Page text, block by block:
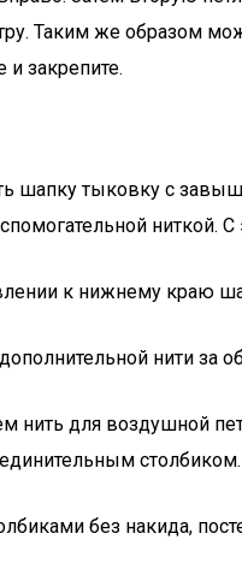
Таким же образом
и закрепите.
шапку тыковку с
ниткой. С
к нижнему краю
нити за
нить для воздушной
без накида,